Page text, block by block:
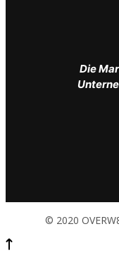
Die
© 2020